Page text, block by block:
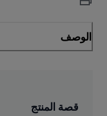
الوصف
قصة المنتج